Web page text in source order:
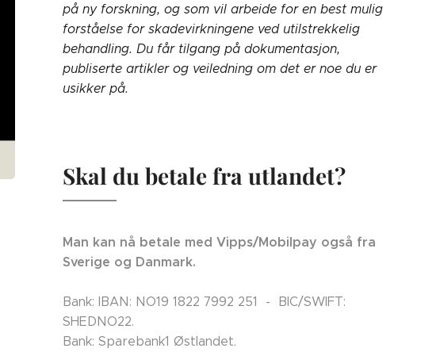
på ny forskning, og som vil arbeide for en best mulig
forståelse for skadevirkningene ved utilstrekkelig
behandling. Du får tilgang på dokumentasjon,
publiserte artikler og veiledning om det er noe du er
usikker på.
Skal du betale fra utlandet?
Man kan nå betale med Vipps/Mobilpay også fra
Sverige og Danmark.
Bank: IBAN: NO19 1822 7992 251 - BIC/SWIFT:
SHEDNO22.
Bank: Sparebank1 Østlandet.